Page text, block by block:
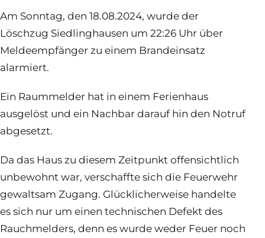
Am Sonntag, den 18.08.2024, wurde der
Löschzug Siedlinghausen um 22:26 Uhr über
Meldeempfänger zu einem Brandeinsatz
alarmiert.
Ein Raummelder hat in einem Ferienhaus
ausgelöst und ein Nachbar darauf hin den Notruf
abgesetzt.
Da das Haus zu diesem Zeitpunkt offensichtlich
unbewohnt war, verschaffte sich die Feuerwehr
gewaltsam Zugang. Glücklicherweise handelte
es sich nur um einen technischen Defekt des
Rauchmelders, denn es wurde weder Feuer noch